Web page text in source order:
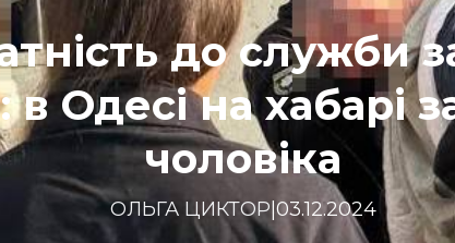
до служби
в Одесі на хабарі
чоловіка
ОЛЬГА ЦИКТОР|03.12.2024